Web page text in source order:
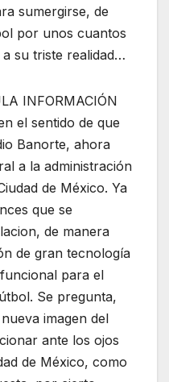
sumergirse, de
por unos cuantos
su triste realidad…
INFORMACIÓN
el sentido de que
Banorte, ahora
a la administración
de México. Ya
que se
de manera
de gran tecnología
para el
Se pregunta,
imagen del
ante los ojos
de México, como